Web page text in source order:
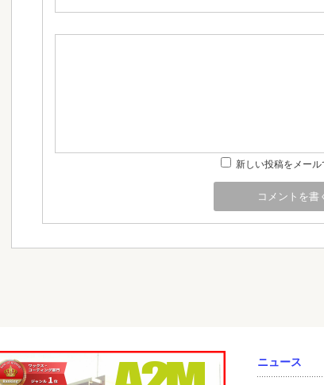
新しい投稿をメール
ニュース